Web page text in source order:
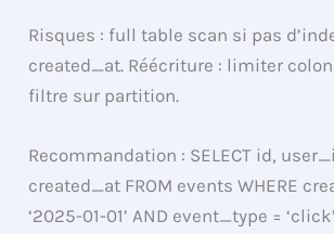
Risques : full table scan si pas
created_at. Réécriture : limiter
filtre sur partition.
Recommandation : SELECT id,
created_at FROM events WHERE
‘2025-01-01’ AND event_type =